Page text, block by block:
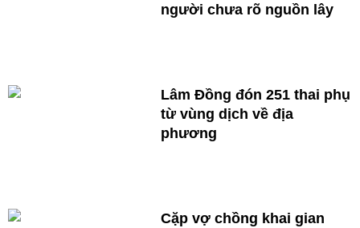
người chưa rõ nguồn lây
Lâm Đồng đón 251 thai phụ
từ vùng dịch về địa
phương
Cặp vợ chồng khai gian